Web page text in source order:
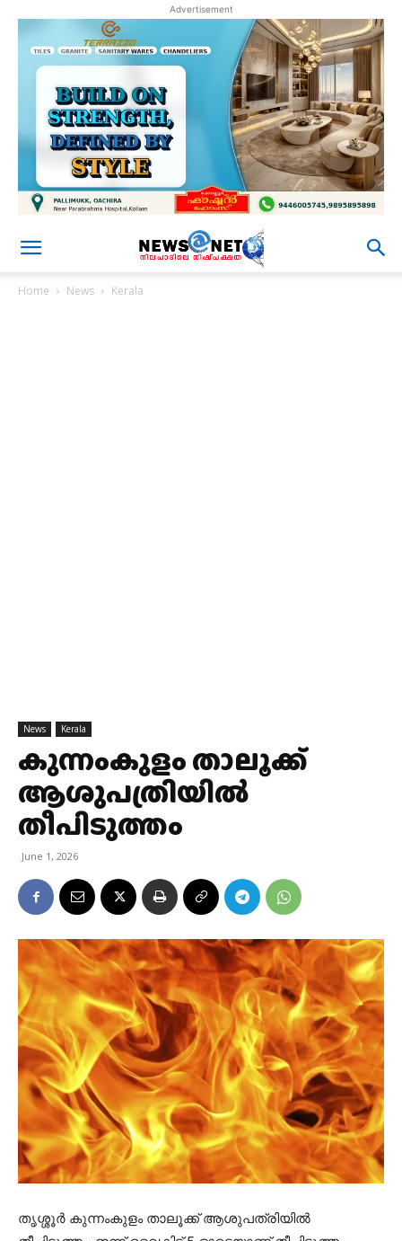
Advertisement
Home News Kerala
News Kerala
കുന്നംകുളം താലൂക്ക്
ആശുപത്രിയിൽ
തീപിടുത്തം
June 1, 2026
തൃശ്ശൂർ കുന്നംകുളം താലൂക്ക് ആശുപത്രിയിൽ